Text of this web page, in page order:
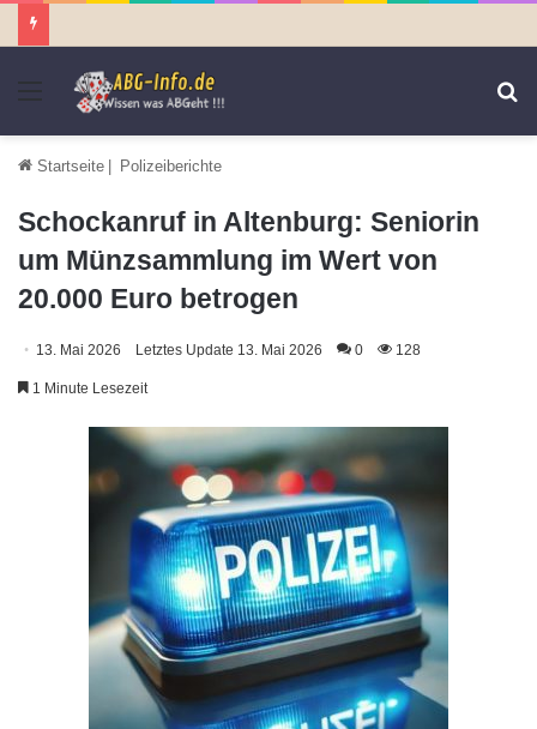
Menü
Startseite | Polizeiberichte
Schockanruf in Altenburg: Seniorin
um Münzsammlung im Wert von
20.000 Euro betrogen
13. Mai 2026 Letztes Update 13. Mai 2026 0 128
1 Minute Lesezeit